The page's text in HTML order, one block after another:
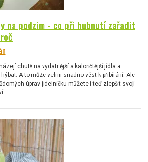
na podzim - co při hubnutí zařadit
chutě na vydatnější a kaloričtější jídla a
A to může velmi snadno vést k přibírání. Ale
úprav jídelníčku můžete i teď zlepšit svoji